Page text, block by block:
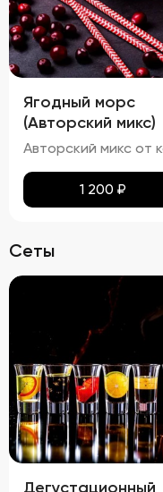
Ягодный морс
(Авторский микс)
1 200 ₽
Сеты
Дегустационный